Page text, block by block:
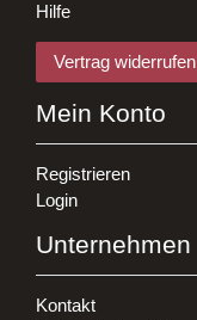
Hilfe
Vertrag widerrufen
Mein Konto
Registrieren
Login
Unternehmen
Kontakt